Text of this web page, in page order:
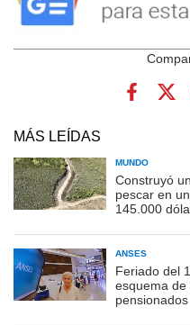
MÁS LEÍDAS
MUNDO
Construyó
pescar en
145.000
ANSES
Feriado del
esquema de
pensionados